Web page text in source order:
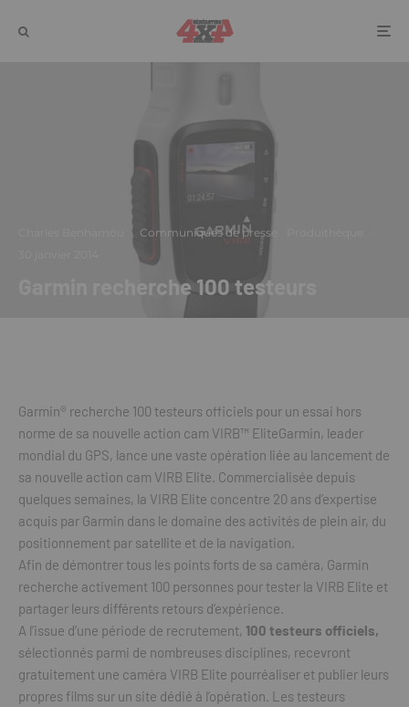
· Communiqués de presse
Garmin recherche 100 testeurs
Garmin® recherche 100 testeurs officiels pour un essai hors
norme de sa nouvelle action cam VIRB™ EliteGarmin, leader
mondial du GPS, lance une vaste opération liée au lancement de
sa nouvelle action cam VIRB Elite. Commercialisée depuis
quelques semaines, la VIRB Elite concentre 20 ans d’expertise
acquis par Garmin dans le domaine des activités de plein air, du
positionnement par satellite et de la navigation.
Afin de démontrer tous les points forts de sa caméra, Garmin
recherche activement 100 personnes pour tester la VIRB Elite et
partager leurs différents retours d’expérience.
A l’issue d’une période de recrutement, 100 testeurs officiels,
sélectionnés parmi de nombreuses disciplines, recevront
gratuitement une caméra VIRB Elite pourréaliser et publier leurs
propres films sur un site dédié à l’opération. Les testeurs